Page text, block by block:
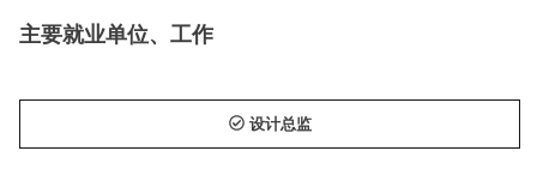
主要就业单位、工作
设计总监